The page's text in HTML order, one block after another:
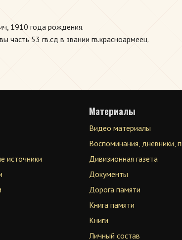
1910 года рождения.
часть 53 гв.сд в звании гв.красноармеец.
источники
Материалы
Видео материалы
Воспоминания, дневники,
Дивизионная газета
Документы
Дорога памяти
Книга памяти
Книги
Личный состав